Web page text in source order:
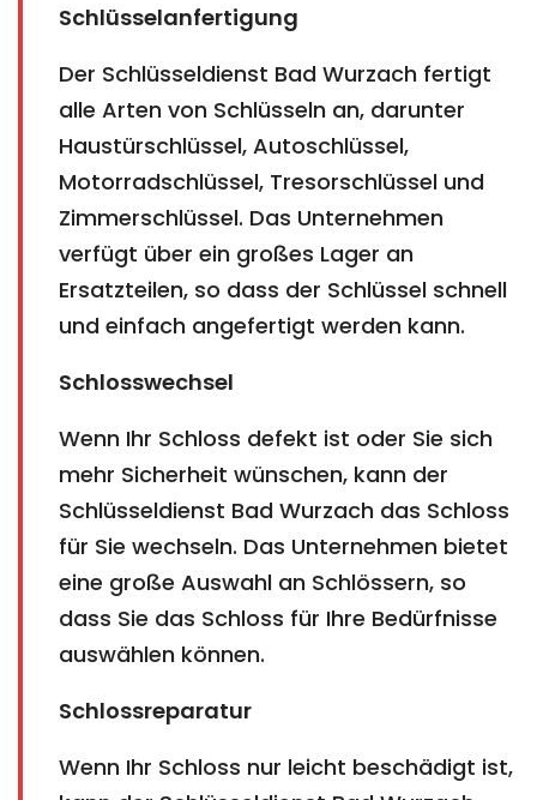
Schlüsselanfertigung
Der Schlüsseldienst Bad Wurzach fertigt
alle Arten von Schlüsseln an, darunter
Haustürschlüssel, Autoschlüssel,
Motorradschlüssel, Tresorschlüssel und
Zimmerschlüssel. Das Unternehmen
verfügt über ein großes Lager an
Ersatzteilen, so dass der Schlüssel schnell
und einfach angefertigt werden kann.
Schlosswechsel
Wenn Ihr Schloss defekt ist oder Sie sich
mehr Sicherheit wünschen, kann der
Schlüsseldienst Bad Wurzach das Schloss
für Sie wechseln. Das Unternehmen bietet
eine große Auswahl an Schlössern, so
dass Sie das Schloss für Ihre Bedürfnisse
auswählen können.
Schlossreparatur
Wenn Ihr Schloss nur leicht beschädigt ist,